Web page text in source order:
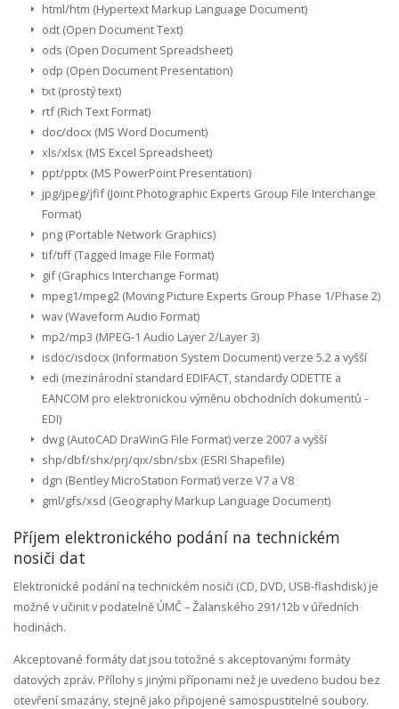
html/htm (Hypertext Markup Language Document)
odt (Open Document Text)
ods (Open Document Spreadsheet)
odp (Open Document Presentation)
txt (prostý text)
rtf (Rich Text Format)
doc/docx (MS Word Document)
xls/xlsx (MS Excel Spreadsheet)
ppt/pptx (MS PowerPoint Presentation)
jpg/jpeg/jfif (Joint Photographic Experts Group File Interchange
Format)
png (Portable Network Graphics)
tif/tiff (Tagged Image File Format)
gif (Graphics Interchange Format)
mpeg1/mpeg2 (Moving Picture Experts Group Phase 1/Phase 2)
wav (Waveform Audio Format)
mp2/mp3 (MPEG-1 Audio Layer 2/Layer 3)
isdoc/isdocx (Information System Document) verze 5.2 a vyšší
edi (mezinárodní standard EDIFACT, standardy ODETTE a
EANCOM pro elektronickou výměnu obchodních dokumentů -
EDI)
dwg (AutoCAD DraWinG File Format) verze 2007 a vyšší
shp/dbf/shx/prj/qix/sbn/sbx (ESRI Shapefile)
dgn (Bentley MicroStation Format) verze V7 a V8
gml/gfs/xsd (Geography Markup Language Document)
Příjem elektronického podání na technickém
nosiči dat
Elektronické podání na technickém nosiči (CD, DVD, USB-flashdisk) je
možné v učinit v podatelně ÚMČ – Žalanského 291/12b v úředních
hodinách.
Akceptované formáty dat jsou totožné s akceptovanými formáty
datových zpráv. Přílohy s jinými příponami než je uvedeno budou bez
otevření smazány, stejně jako připojené samospustitelné soubory.